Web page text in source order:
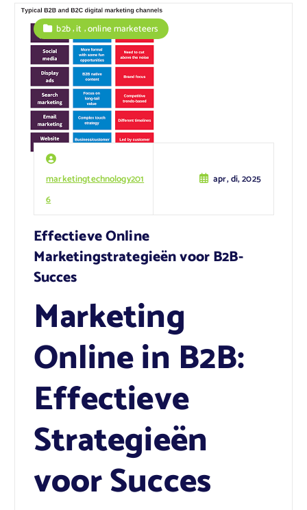
marketingtechnology201
6
apr, di, 2025
b2b,it ,online marketeers
Effectieve Online
Marketingstrategieën voor B2B-
Succes
Marketing
Online in B2B:
Effectieve
Strategieën
voor Succes